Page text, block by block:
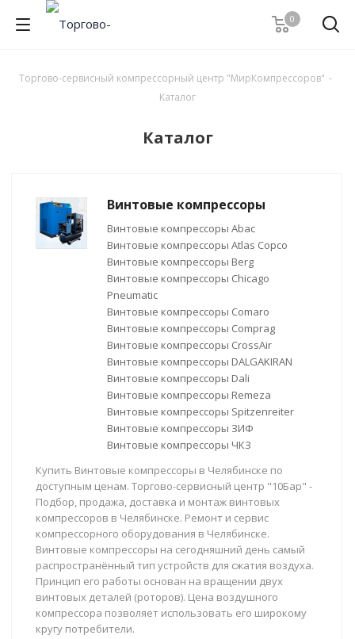
0
Торгово-сервисный компрессорный центр "МирКомпрессоров" -
Каталог
Каталог
Винтовые компрессоры
Винтовые компрессоры Abac
Винтовые компрессоры Atlas Copco
Винтовые компрессоры Berg
Винтовые компрессоры Chicago
Pneumatic
Винтовые компрессоры Comaro
Винтовые компрессоры Comprag
Винтовые компрессоры CrossAir
Винтовые компрессоры DALGAKIRAN
Винтовые компрессоры Dali
Винтовые компрессоры Remeza
Винтовые компрессоры Spitzenreiter
Винтовые компрессоры ЗИФ
Винтовые компрессоры ЧКЗ
Купить Винтовые компрессоры в Челябинске по
доступным ценам. Торгово-сервисный центр "10Бар" -
Подбор, продажа, доставка и монтаж винтовых
компрессоров в Челябинске. Ремонт и сервис
компрессорного оборудования в Челябинске.
Винтовые компрессоры на сегодняшний день самый
распространённый тип устройств для сжатия воздуха.
Принцип его работы основан на вращении двух
винтовых деталей (роторов). Цена воздушного
компрессора позволяет использовать его широкому
кругу потребители.